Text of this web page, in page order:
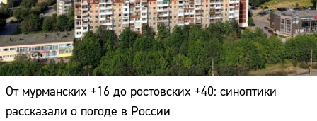
От мурманских +16 до ростовских +40: синоптики
рассказали о погоде в России
Адрес:
Телефон: